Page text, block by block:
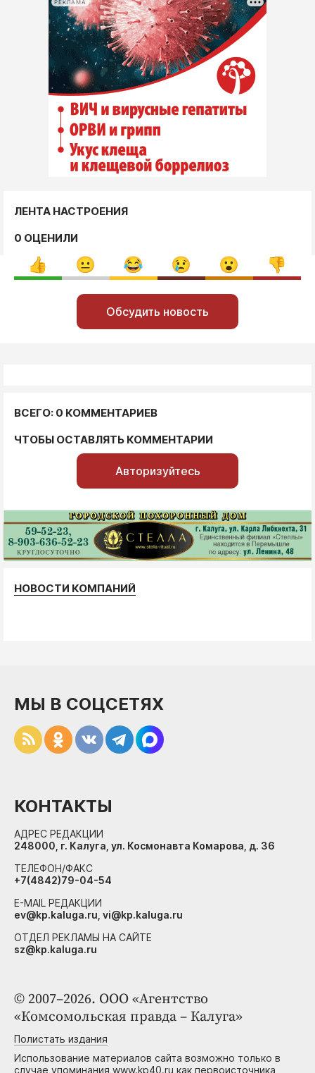
РЕКЛАМА
ЛЕНТА НАСТРОЕНИЯ
0 ОЦЕНИЛИ
Обсудить новость
ВСЕГО: 0 КОММЕНТАРИЕВ
ЧТОБЫ ОСТАВЛЯТЬ КОММЕНТАРИИ
Авторизуйтесь
НОВОСТИ КОМПАНИЙ
© 2007–2026. ООО «Агентство
«Комсомольская правда – Калуга»
Полистать издания
Использование материалов сайта возможно только в
случае упоминания www.kp40.ru как первоисточника
МЫ В СОЦСЕТЯХ
КОНТАКТЫ
АДРЕС РЕДАКЦИИ
248000, г. Калуга, ул. Космонавта Комарова, д. 36
ТЕЛЕФОН/ФАКС
+7(4842)79-04-54
E-MAIL РЕДАКЦИИ
ev@kp.kaluga.ru, vi@kp.kaluga.ru
ОТДЕЛ РЕКЛАМЫ НА САЙТЕ
sz@kp.kaluga.ru